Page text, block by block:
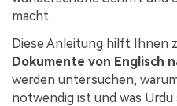
Bildung
IT-Dienstleistung
Rechtliches
PDFelement für iOS
PDFelement für Android
Mehr erfahren
macht.
Diese Anleitung hilft Ihnen
Dokumente von Englisch
werden untersuchen,
notwendig ist und was